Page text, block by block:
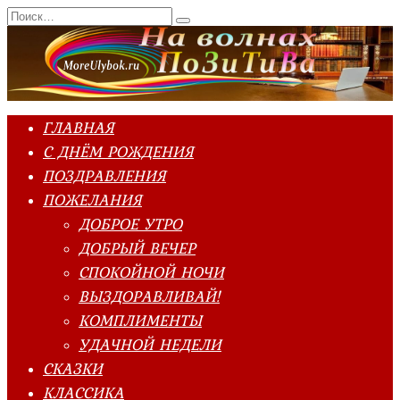
Перейти
к
содержанию
Search
for:
ГЛАВНАЯ
С ДНЁМ РОЖДЕНИЯ
ПОЗДРАВЛЕНИЯ
ПОЖЕЛАНИЯ
ДОБРОЕ УТРО
ДОБРЫЙ ВЕЧЕР
СПОКОЙНОЙ НОЧИ
ВЫЗДОРАВЛИВАЙ!
КОМПЛИМЕНТЫ
УДАЧНОЙ НЕДЕЛИ
СКАЗКИ
КЛАССИКА